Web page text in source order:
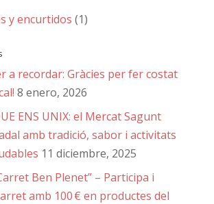
y encurtidos (1)
a recordar: Gràcies per fer costat
8 enero, 2026
ENS UNIX: el Mercat Sagunt
amb tradició, sabor i activitats
11 diciembre, 2025
Ben Plenet” – Participa i
amb 100 € en productes del